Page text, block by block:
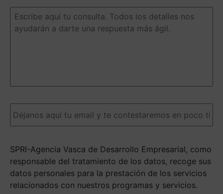
la
iniciativa
Escribe
aquí
tu
darte
una
ágil.
(Obligatorio)
Email (Obligatorio)
SPRI-Agencia Vasca de Desarrollo Empresarial, como
responsable del tratamiento de los datos, recoge sus
datos personales para la prestación de los servicios
relacionados con nuestros programas y servicios.